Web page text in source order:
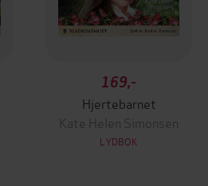
169,-
Hjertebarnet
Kate Helen Simonsen
LYDBOK